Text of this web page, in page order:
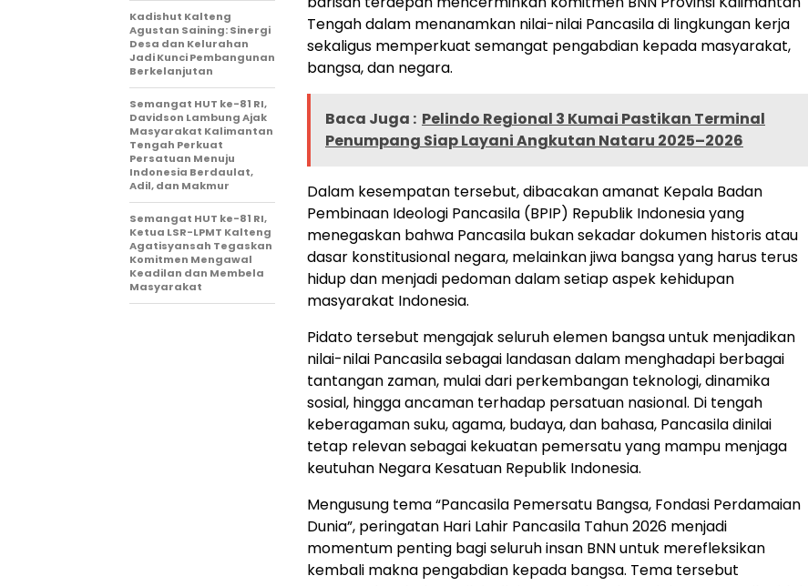
Tengah dalam menanamkan nilai-nilai Pancasila di lingkungan kerja
sekaligus memperkuat semangat pengabdian kepada masyarakat,
bangsa, dan negara.
Baca Juga : Pelindo Regional 3 Kumai Pastikan Terminal
Penumpang Siap Layani Angkutan Nataru 2025–2026
Dalam kesempatan tersebut, dibacakan amanat Kepala Badan
Pembinaan Ideologi Pancasila (BPIP) Republik Indonesia yang
menegaskan bahwa Pancasila bukan sekadar dokumen historis atau
dasar konstitusional negara, melainkan jiwa bangsa yang harus terus
hidup dan menjadi pedoman dalam setiap aspek kehidupan
masyarakat Indonesia.
Pidato tersebut mengajak seluruh elemen bangsa untuk menjadikan
nilai-nilai Pancasila sebagai landasan dalam menghadapi berbagai
tantangan zaman, mulai dari perkembangan teknologi, dinamika
sosial, hingga ancaman terhadap persatuan nasional. Di tengah
keberagaman suku, agama, budaya, dan bahasa, Pancasila dinilai
tetap relevan sebagai kekuatan pemersatu yang mampu menjaga
keutuhan Negara Kesatuan Republik Indonesia.
Mengusung tema “Pancasila Pemersatu Bangsa, Fondasi Perdamaian
Dunia”, peringatan Hari Lahir Pancasila Tahun 2026 menjadi
momentum penting bagi seluruh insan BNN untuk merefleksikan
kembali makna pengabdian kepada bangsa. Tema tersebut
Kadishut Kalteng
Agustan Saining: Sinergi
Desa dan Kelurahan
Jadi Kunci Pembangunan
Berkelanjutan
Semangat HUT ke-81 RI,
Davidson Lambung Ajak
Masyarakat Kalimantan
Tengah Perkuat
Persatuan Menuju
Indonesia Berdaulat,
Adil, dan Makmur
Semangat HUT ke-81 RI,
Ketua LSR-LPMT Kalteng
Agatisyansah Tegaskan
Komitmen Mengawal
Keadilan dan Membela
Masyarakat